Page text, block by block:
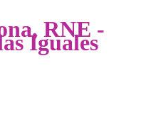
RNE -
Iguales